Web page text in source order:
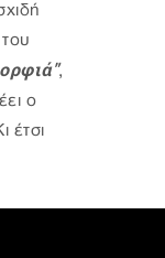
,
ο
έτσι